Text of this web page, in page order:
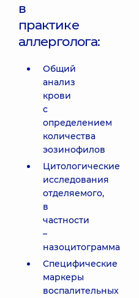
в
практике
аллерголога:
Общий
анализ
крови
с
определением
количества
эозинофилов
Цитологические
исследования
отделяемого,
в
частности
–
назоцитограмма
Специфические
маркеры
воспалительных